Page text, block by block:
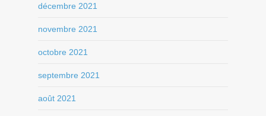
décembre 2021
novembre 2021
octobre 2021
septembre 2021
août 2021